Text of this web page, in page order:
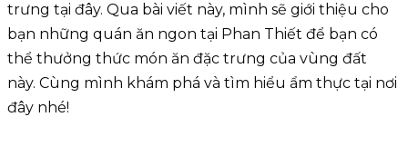
trưng tại đây. Qua bài viết này, mình sẽ giới thiệu cho
bạn những quán ăn ngon tại Phan Thiết để bạn có
thể thưởng thức món ăn đặc trưng của vùng đất
này. Cùng mình khám phá và tìm hiểu ẩm thực tại nơi
đây nhé!